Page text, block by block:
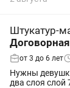
Штукатур-
Договорная
от 3 до 6 лет
Нужны
два слоя слой